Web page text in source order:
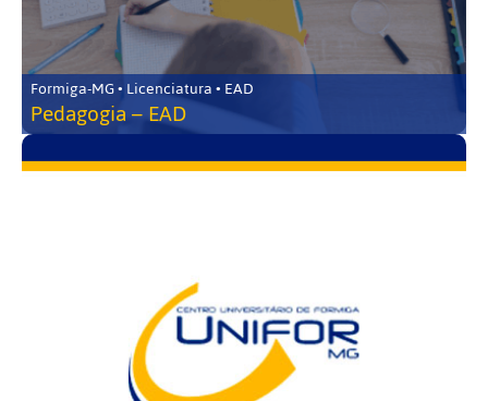
Formiga-MG • Licenciatura • EAD
Pedagogia – EAD